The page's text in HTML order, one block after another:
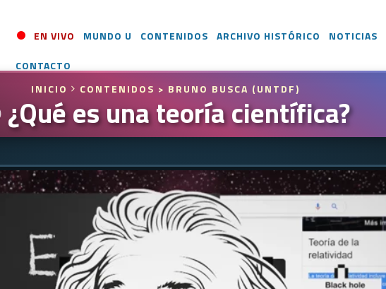
EN VIVO MUNDO U CONTENIDOS ARCHIVO HISTÓRICO NOTICIAS
CONTACTO
INICIO
CONTENIDOS > BRUNO BUSCA (UNTDF)
¿Qué es una teoría científica?